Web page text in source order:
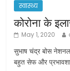
स्वास्थ्य
कोरोना के
May 1, 2020
सुभाष चंद्र बोस
बहुत सेफ और